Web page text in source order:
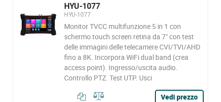
HYU-1077
HYU-1077
Monitor TVCC multifunzione 5 in 1 con
schermo touch screen retina da 7" con test
delle immagini delle telecamere CVI/TVI/AHD
fino a 8K. Incorpora WiFi dual band (crea
access point). Ingresso/uscita audio.
Controllo PTZ. Test UTP. Usci
Vedi prezzo